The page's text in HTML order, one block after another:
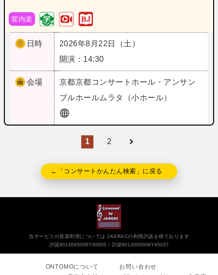
室内楽
日時
2026年8月22日（土）
開演：14:30
会場 京都京都コンサートホール・アンサン
ブルホールムラタ（小ホール）
1 2
←「コンサートかんたん検索」に戻る
当サービスの音楽利用については JASRACの利用許諾を得ております
許諾9013065006Y30005
許諾9013065008Y45037
ONTOMOについて
お問い合わせ